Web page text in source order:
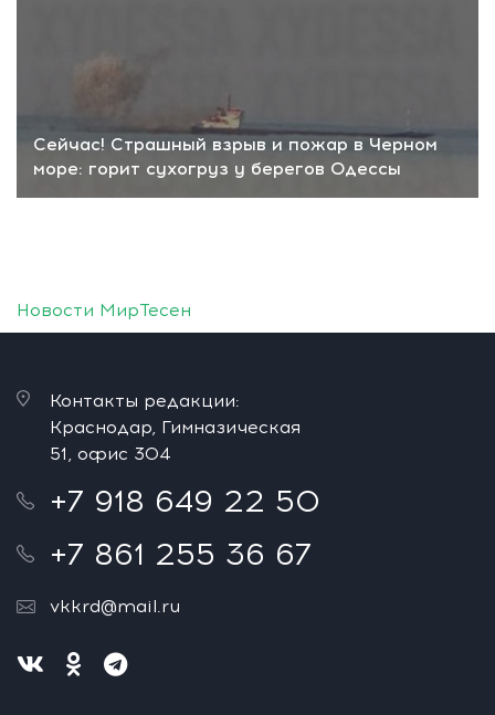
Сейчас! Страшный взрыв и пожар в Черном
море: горит сухогруз у берегов Одессы
Новости МирТесен
Контакты редакции:
Краснодар, Гимназическая
51, офис 304
+7 918 649 22 50
+7 861 255 36 67
vkkrd@mail.ru